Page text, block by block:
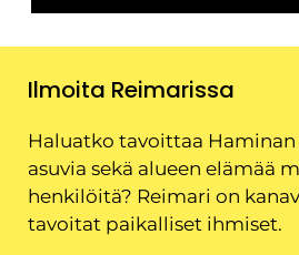
Ilmoita Reimarissa
Haluatko tavoittaa
asuvia sekä alueen elämää
henkilöitä? Reimari on
tavoitat paikalliset ihmiset.